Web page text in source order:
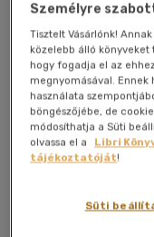
Kívánságlistához adom
Személyre
Tisztelt Vásárlónk!
közelebb álló
hogy fogadja el az
megnyomásával.
használata
böngészőjébe, de
módosíthatja a Süti
olvassa el a
Libri
tájékoztatóját!
Süti